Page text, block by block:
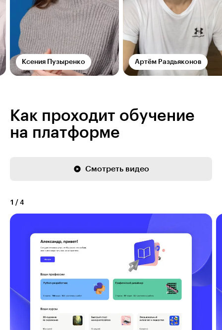
Ксения Пузыренко Артём Раздьяконов
Как проходит обучение
на платформе
Смотреть видео
1 / 4